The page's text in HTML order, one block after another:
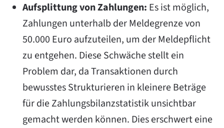
Aufsplittung von Zahlungen: Es ist möglich,
Zahlungen unterhalb der Meldegrenze von
50.000 Euro aufzuteilen, um der Meldepflicht
zu entgehen. Diese Schwäche stellt ein
Problem dar, da Transaktionen durch
bewusstes Strukturieren in kleinere Beträge
für die Zahlungsbilanzstatistik unsichtbar
gemacht werden können. Dies erschwert eine